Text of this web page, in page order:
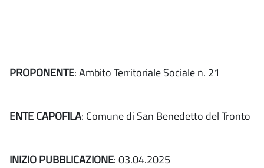
PROPONENTE: Ambito Territoriale Sociale n. 21
ENTE CAPOFILA: Comune di San Benedetto del Tronto
INIZIO PUBBLICAZIONE: 03.04.2025